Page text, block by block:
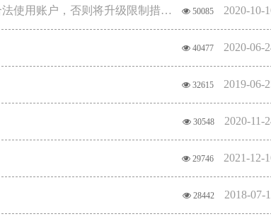
50085 2020-10-
支付的时候提示：当前交易异常,暂无法完成支付,请注意合法使用账户，否则将升级限制措施！
40477 2020-06-
32615 2019-06-
30548 2020-11-
29746 2021-12-
28442 2018-07-